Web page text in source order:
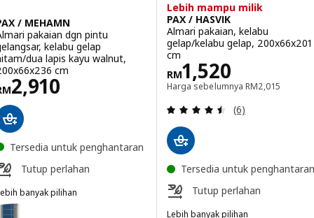
/ MEHAMN
pakaian dgn pintu
kelabu gelap
dua lapis kayu walnut,
cm
2,910RM 2910
Tersedia untuk penghantaran
Tutup perlahan
banyak pilihan
/ MEHAMNPAX / MEHAMN, Almari pakaian dgn pintu gelangsar, putih
Lebih mampu milik
PAX / HASVIK
Almari pakaian, kelabu
gelap/kelabu gelap, 200x66x201
cm
RM1,520
Harga RM 1520
Harga sebelumnya RM2,015
Harga
Ulasan: 4.5
(6)
Tersedia untuk penghantaran
Tutup perlahan
Lebih banyak pilihan